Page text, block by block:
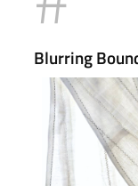
Blurring